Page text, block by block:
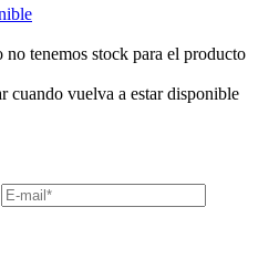
tenemos stock para el producto
cuando vuelva a estar disponible